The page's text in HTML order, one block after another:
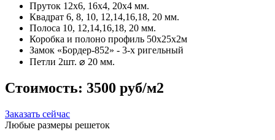
Пруток 12x6, 16x4, 20x4 мм.
Квадрат 6, 8, 10, 12,14,16,18, 20 мм.
Полоса 10, 12,14,16,18, 20 мм.
Коробка и полоно профиль 50х25х2м
Замок «Бордер-852» - 3-х ригельный
Петли 2шт. ⌀ 20 мм.
Стоимость: 3500 руб/м2
Заказать сейчас
Любые размеры решеток